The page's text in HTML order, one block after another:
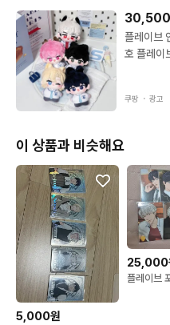
30,500
플레이브
쿠팡 ・ 광고
이 상품과 비슷해요
5,000원
25,000
플레이브